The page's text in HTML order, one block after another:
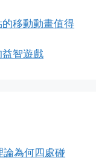
移動動畫值得
智遊戲
論為何四處碰